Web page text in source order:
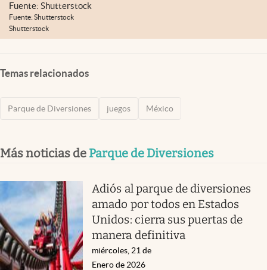
Fuente: Shutterstock
Fuente: Shutterstock
Shutterstock
Temas relacionados
Parque de Diversiones juegos México
Más noticias de Parque de Diversiones
Adiós al parque de diversiones
amado por todos en Estados
Unidos: cierra sus puertas de
manera definitiva
miércoles, 21 de
Enero de 2026